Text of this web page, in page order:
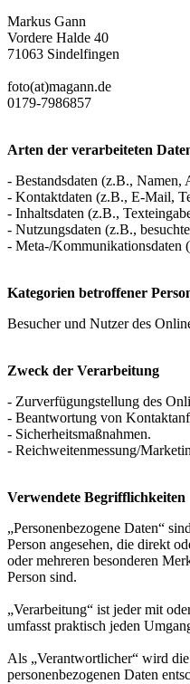
Markus Gann
Vordere Halde 40
71063 Sindelfingen
foto(at)magann.de
0179-7986857
Arten der verarbeiteten
- Bestandsdaten (z.B., Namen,
- Kontaktdaten (z.B., E-Mail,
- Inhaltsdaten (z.B.,
- Nutzungsdaten (z.B.,
- Meta-/Kommunikationsdaten
Kategorien betroffener
Besucher und Nutzer des
Zweck der Verarbeitung
- Zurverfügungstellung des
- Beantwortung von
- Sicherheitsmaßnahmen.
- Reichweitenmessung/
Verwendete Begrifflichkeiten
„Personenbezogene Daten“
Person angesehen, die direkt
oder mehreren besonderen
Person sind.
„Verarbeitung“ ist jeder mit
umfasst praktisch jeden
Als „Verantwortlicher“ wird
personenbezogenen Daten